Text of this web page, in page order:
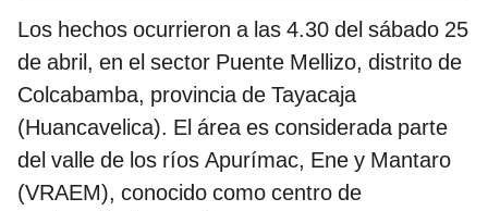
Los hechos ocurrieron a las 4.30 del sábado 25
de abril, en el sector Puente Mellizo, distrito de
Colcabamba, provincia de Tayacaja
(Huancavelica). El área es considerada parte
del valle de los ríos Apurímac, Ene y Mantaro
(VRAEM), conocido como centro de